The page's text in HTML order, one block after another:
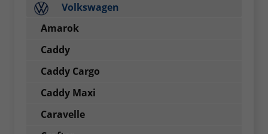
Volkswagen
Amarok
Caddy
Caddy Cargo
Caddy Maxi
Caravelle